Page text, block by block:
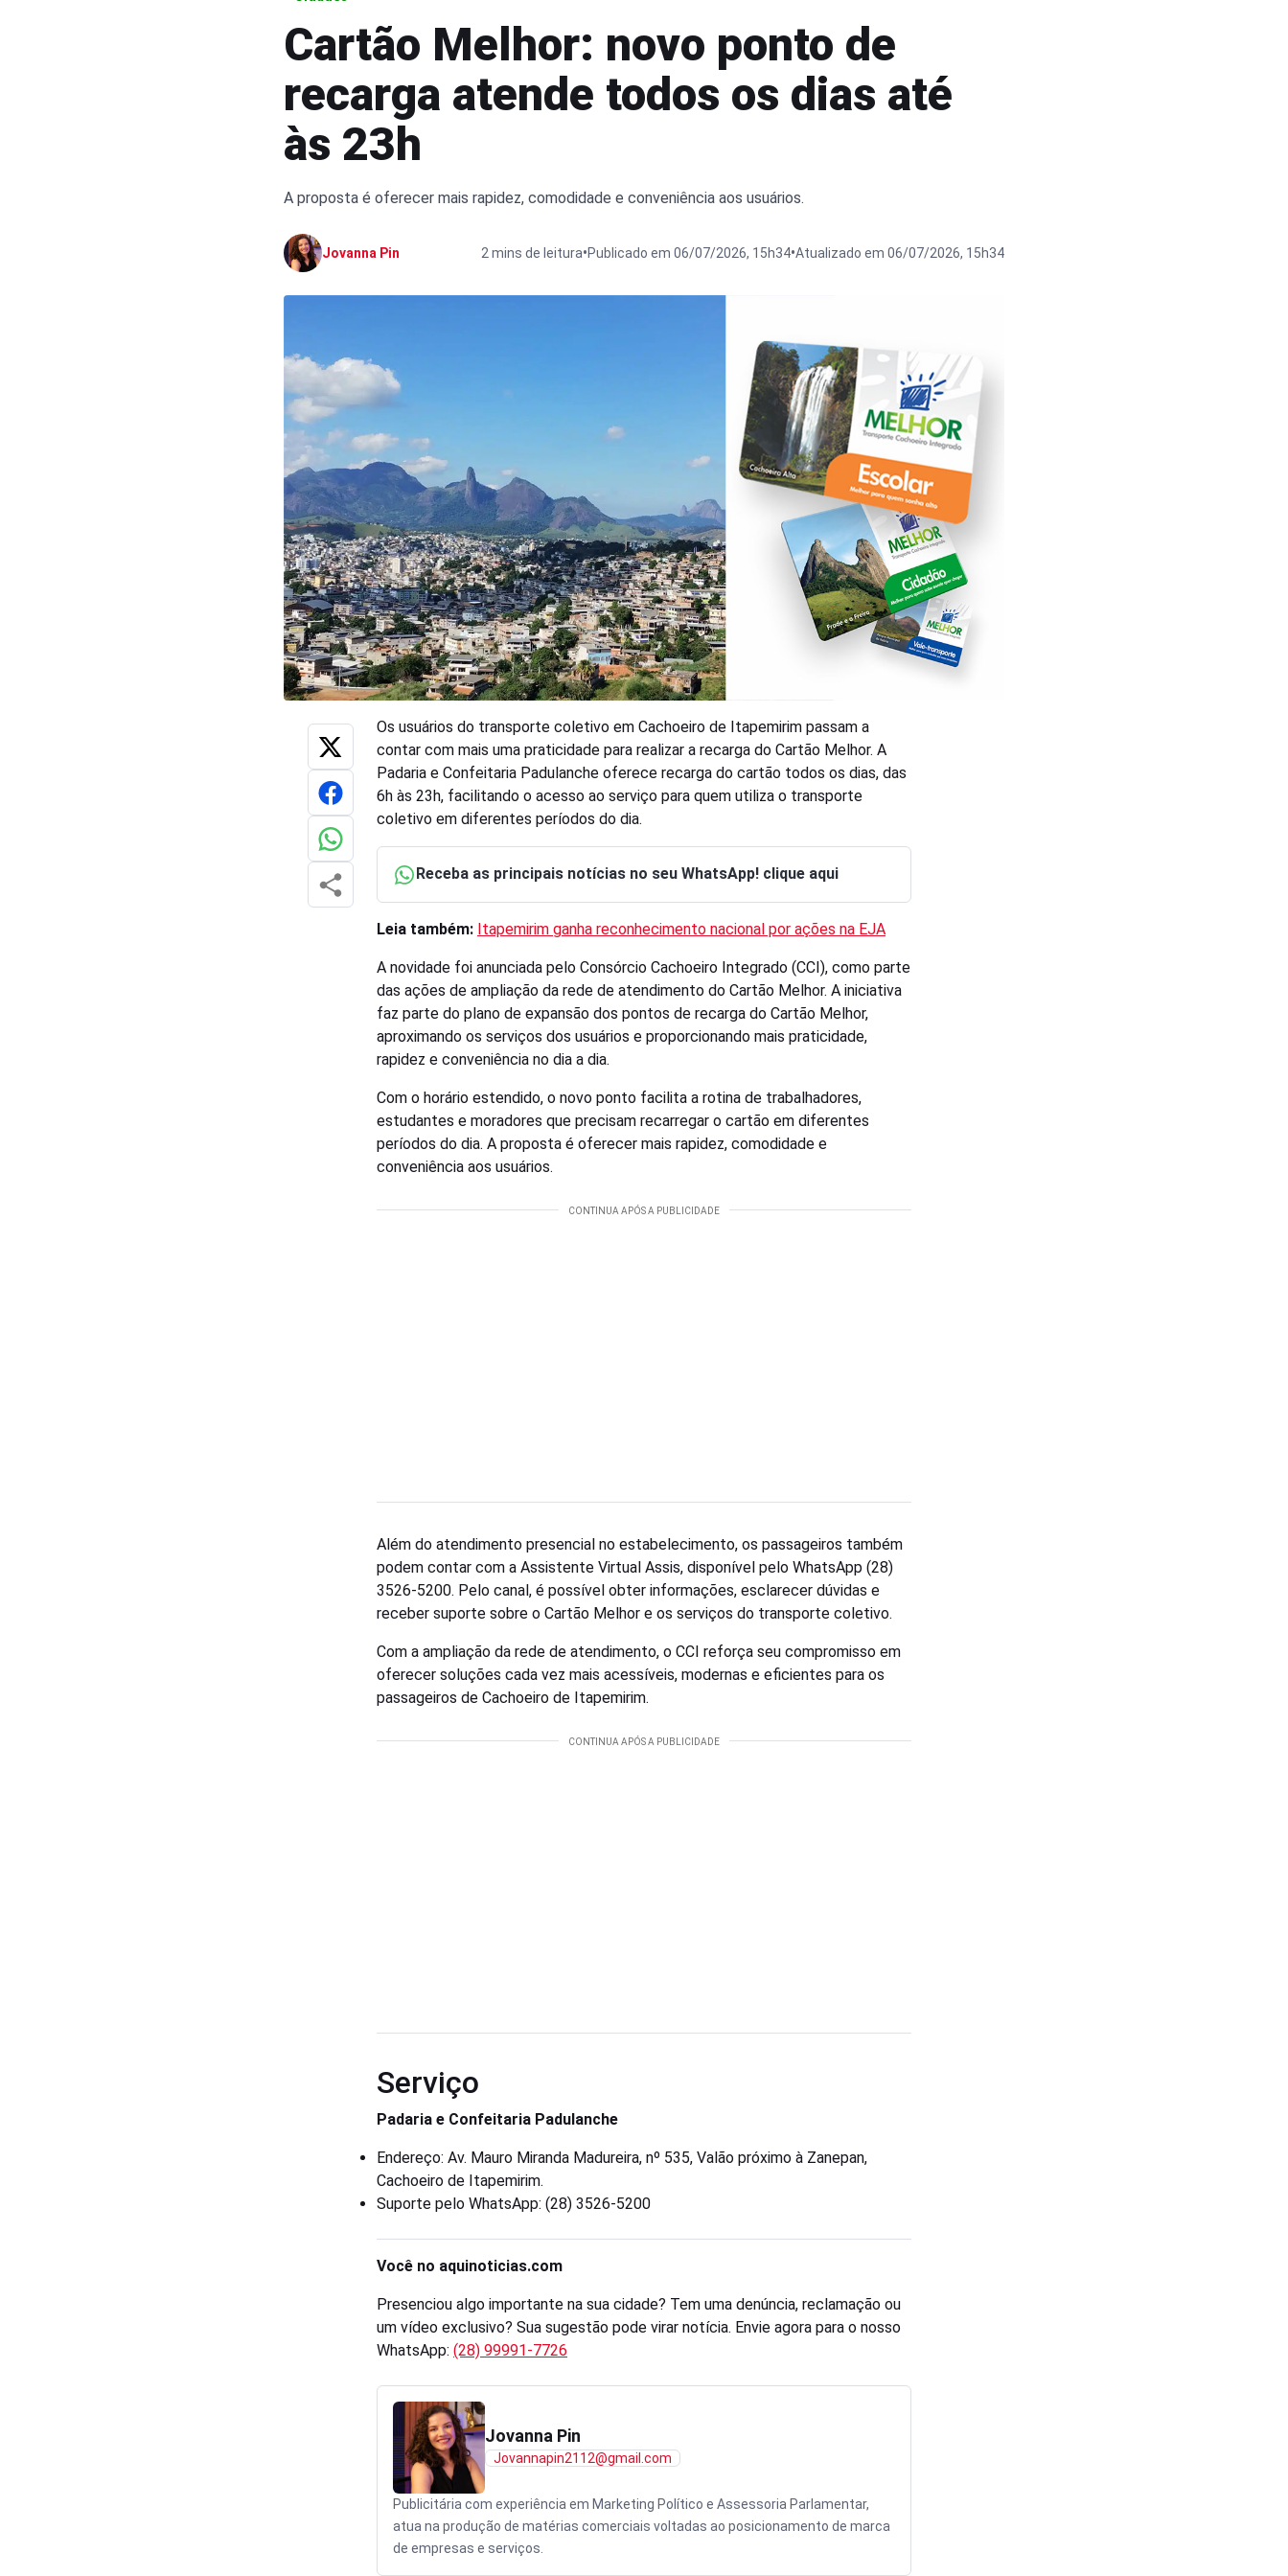
Cartão Melhor: novo ponto de
recarga atende todos os dias até
às 23h
A proposta é oferecer mais rapidez, comodidade e conveniência aos usuários.
Jovanna Pin 2 mins de leitura•Publicado em 06/07/2026, 15h34•Atualizado em 06/07/2026, 15h34
Os usuários do transporte coletivo em Cachoeiro de Itapemirim passam a
contar com mais uma praticidade para realizar a recarga do Cartão Melhor. A
Padaria e Confeitaria Padulanche oferece recarga do cartão todos os dias, das
6h às 23h, facilitando o acesso ao serviço para quem utiliza o transporte
coletivo em diferentes períodos do dia.
Receba as principais notícias no seu WhatsApp! clique aqui
Leia também: Itapemirim ganha reconhecimento nacional por ações na EJA
A novidade foi anunciada pelo Consórcio Cachoeiro Integrado (CCI), como parte
das ações de ampliação da rede de atendimento do Cartão Melhor. A iniciativa
faz parte do plano de expansão dos pontos de recarga do Cartão Melhor,
aproximando os serviços dos usuários e proporcionando mais praticidade,
rapidez e conveniência no dia a dia.
Com o horário estendido, o novo ponto facilita a rotina de trabalhadores,
estudantes e moradores que precisam recarregar o cartão em diferentes
períodos do dia. A proposta é oferecer mais rapidez, comodidade e
conveniência aos usuários.
Além do atendimento presencial no estabelecimento, os passageiros também
podem contar com a Assistente Virtual Assis, disponível pelo WhatsApp (28)
3526-5200. Pelo canal, é possível obter informações, esclarecer dúvidas e
receber suporte sobre o Cartão Melhor e os serviços do transporte coletivo.
Com a ampliação da rede de atendimento, o CCI reforça seu compromisso em
oferecer soluções cada vez mais acessíveis, modernas e eficientes para os
passageiros de Cachoeiro de Itapemirim.
Serviço
Padaria e Confeitaria Padulanche
Endereço: Av. Mauro Miranda Madureira, nº 535, Valão próximo à Zanepan,
Cachoeiro de Itapemirim.
Suporte pelo WhatsApp: (28) 3526-5200
Você no aquinoticias.com
Presenciou algo importante na sua cidade? Tem uma denúncia, reclamação ou
um vídeo exclusivo? Sua sugestão pode virar notícia. Envie agora para o nosso
WhatsApp: (28) 99991-7726
Jovanna Pin
Jovannapin2112@gmail.com
Publicitária com experiência em Marketing Político e Assessoria Parlamentar,
atua na produção de matérias comerciais voltadas ao posicionamento de marca
de empresas e serviços.